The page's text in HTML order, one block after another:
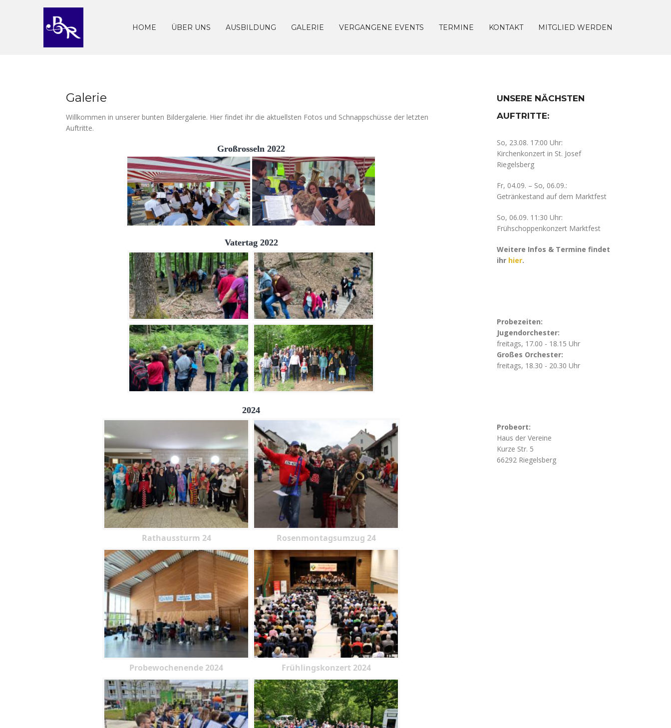
HOME ÜBER UNS AUSBILDUNG GALERIE VERGANGENE EVENTS TERMINE KONTAKT MITGLIED WERDEN
Galerie
Willkommen in unserer bunten Bildergalerie. Hier findet ihr die aktuellsten Fotos und Schnappschüsse der letzten
Auftritte.
Großrosseln 2022
Vatertag 2022
2024
Rathaussturm 24 Rosenmontagsumzug 24
Probewochenende 2024 Frühlingskonzert 2024
UNSERE NÄCHSTEN
AUFTRITTE:
So, 23.08. 17:00 Uhr:
Kirchenkonzert in St. Josef
Riegelsberg
Fr, 04.09. – So, 06.09.:
Getränkestand auf dem Marktfest
So, 06.09. 11:30 Uhr:
Frühschoppenkonzert Marktfest
Weitere Infos & Termine findet
ihr hier.
Probezeiten:
Jugendorchester:
freitags, 17.00 - 18.15 Uhr
Großes Orchester:
freitags, 18.30 - 20.30 Uhr
Probeort:
Haus der Vereine
Kurze Str. 5
66292 Riegelsberg